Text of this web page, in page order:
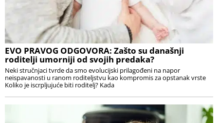
EVO PRAVOG ODGOVORA: Zašto su današnji
roditelji umorniji od svojih predaka?
Neki stručnjaci tvrde da smo evolucijski prilagođeni na napor
neispavanosti u ranom roditeljstvu kao kompromis za opstanak vrste
Koliko je iscrpljujuće biti roditelj? Kada